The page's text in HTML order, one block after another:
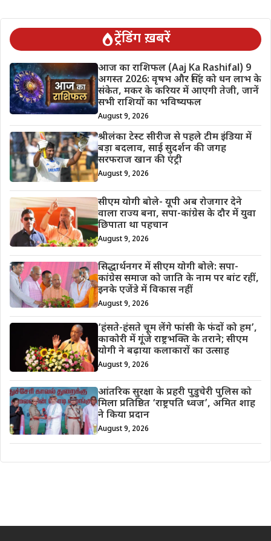
ट्रेंडिंग ख़बरें
आज का राशिफल (Aaj Ka Rashifal) 9
अगस्त 2026: वृषभ और सिंह को धन लाभ के
संकेत, मकर के करियर में आएगी तेजी, जानें
सभी राशियों का भविष्यफल
August 9, 2026
श्रीलंका टेस्ट सीरीज से पहले टीम इंडिया में
बड़ा बदलाव, साई सुदर्शन की जगह
सरफराज खान की एंट्री
August 9, 2026
सीएम योगी बोले- यूपी अब रोजगार देने
वाला राज्य बना, सपा-कांग्रेस के दौर में युवा
छिपाता था पहचान
August 9, 2026
सिद्धार्थनगर में सीएम योगी बोले: सपा-
कांग्रेस समाज को जाति के नाम पर बांट रहीं,
इनके एजेंडे में विकास नहीं
August 9, 2026
‘हंसते-हंसते चूम लेंगे फांसी के फंदों को हम’,
काकोरी में गूंजे राष्ट्रभक्ति के तराने; सीएम
योगी ने बढ़ाया कलाकारों का उत्साह
August 9, 2026
आंतरिक सुरक्षा के प्रहरी पुडुचेरी पुलिस को
मिला प्रतिष्ठित ‘राष्ट्रपति ध्वज’, अमित शाह
ने किया प्रदान
August 9, 2026